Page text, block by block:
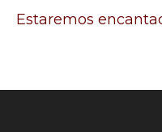
Estaremos